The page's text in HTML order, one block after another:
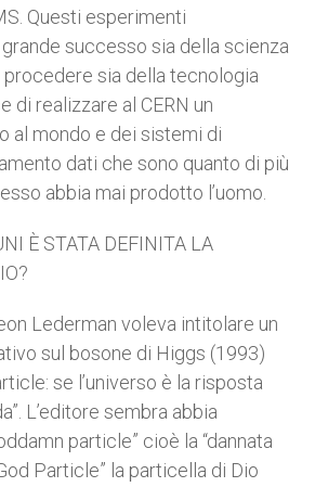
Questi esperimenti
successo sia della scienza
sia della tecnologia
di realizzare al CERN un
al mondo e dei sistemi di
dati che sono quanto di più
abbia mai prodotto l’uomo.
È STATA DEFINITA LA
Lederman voleva intitolare un
sul bosone di Higgs (1993)
se l’universo è la risposta
L’editore sembra abbia
particle” cioè la “dannata
Particle” la particella di Dio